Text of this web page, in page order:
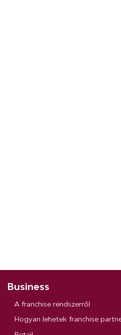
Business
A franchise rendszerről
Hogyan lehetek franchise